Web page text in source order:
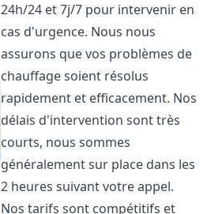
24h/24 et 7j/7 pour intervenir en
cas d'urgence. Nous nous
assurons que vos problèmes de
chauffage soient résolus
rapidement et efficacement. Nos
délais d'intervention sont très
courts, nous sommes
généralement sur place dans les
2 heures suivant votre appel.
Nos tarifs sont compétitifs et